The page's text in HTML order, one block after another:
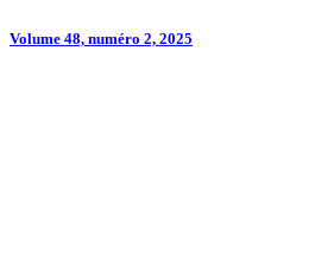
Volume 48, numéro 2, 2025